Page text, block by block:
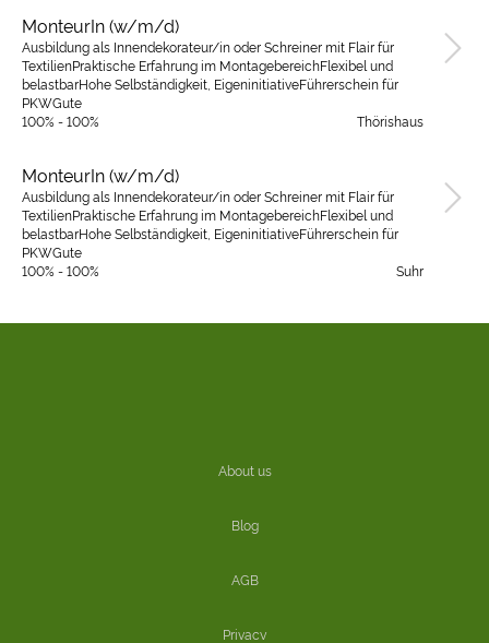
MonteurIn (w/m/d)
Ausbildung als Innendekorateur/in oder Schreiner mit Flair für
TextilienPraktische Erfahrung im MontagebereichFlexibel und
belastbarHohe Selbständigkeit, EigeninitiativeFührerschein für
PKWGute
100% - 100%
Thörishaus
MonteurIn (w/m/d)
Ausbildung als Innendekorateur/in oder Schreiner mit Flair für
TextilienPraktische Erfahrung im MontagebereichFlexibel und
belastbarHohe Selbständigkeit, EigeninitiativeFührerschein für
PKWGute
100% - 100%
Suhr
About us
Blog
AGB
Privacy